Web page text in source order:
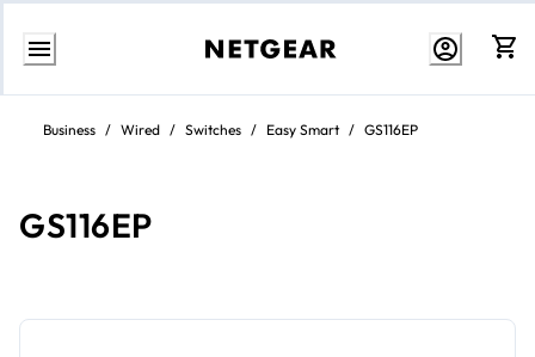
Zum
springen
Business / Wired / Switches / Easy Smart / GS116EP
GS116EP